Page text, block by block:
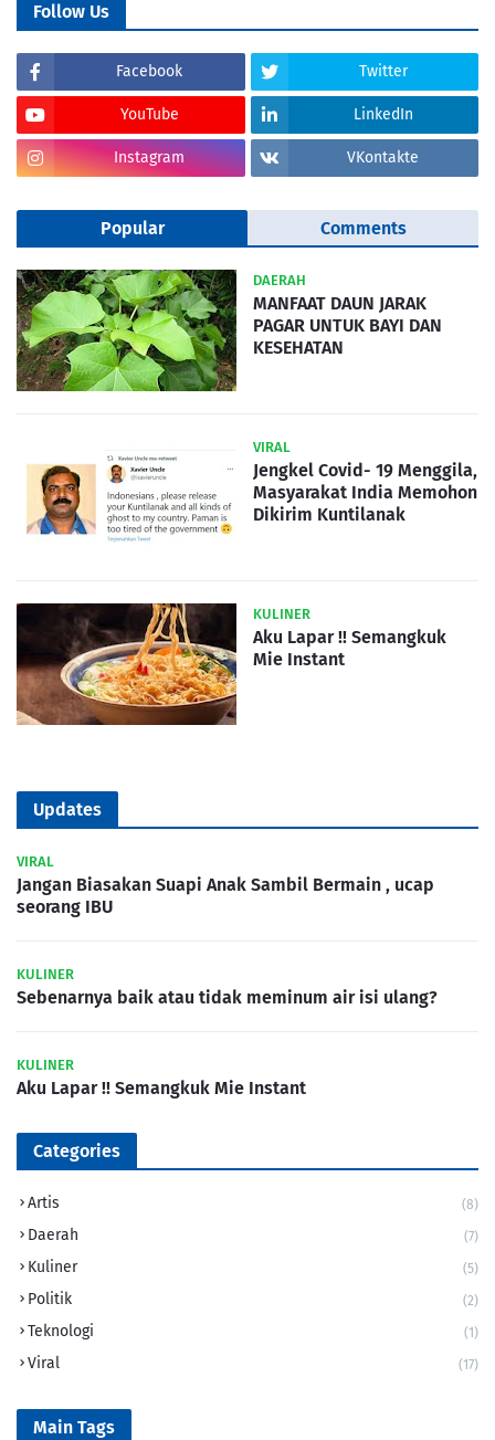
Follow Us
Facebook Twitter
YouTube LinkedIn
Instagram VKontakte
Popular Comments
DAERAH
MANFAAT DAUN JARAK
PAGAR UNTUK BAYI DAN
KESEHATAN
VIRAL
Jengkel Covid- 19 Menggila,
Masyarakat India Memohon
Dikirim Kuntilanak
KULINER
Aku Lapar !! Semangkuk
Mie Instant
Updates
VIRAL
Jangan Biasakan Suapi Anak Sambil Bermain , ucap
seorang IBU
KULINER
Sebenarnya baik atau tidak meminum air isi ulang?
KULINER
Aku Lapar !! Semangkuk Mie Instant
Categories
Artis (8)
Daerah (7)
Kuliner (5)
Politik (2)
Teknologi (1)
Viral (17)
Main Tags